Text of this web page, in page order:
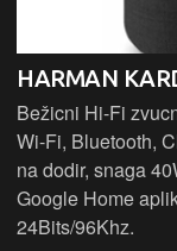
HARMAN
Bežicni Hi-Fi
Wi-Fi, Bluetooth,
na dodir, snaga
Google Home
24Bits/96Khz.